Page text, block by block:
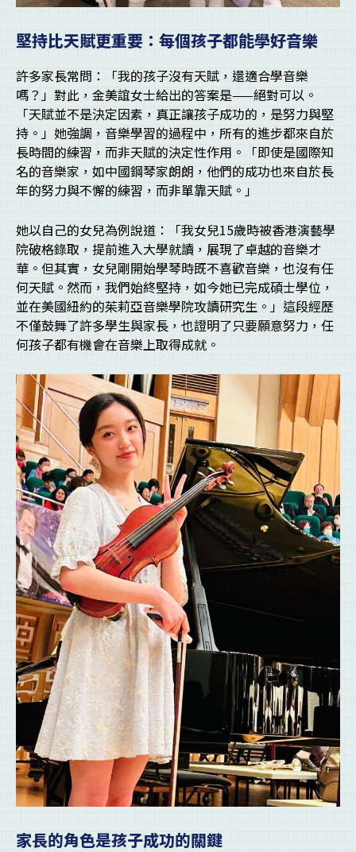
堅持比天賦更重要：每個孩子都能學好音樂
許多家長常問：「我的孩子沒有天賦，還適合學音樂
嗎？」對此，金美誼女士給出的答案是——絕對可以。
「天賦並不是決定因素，真正讓孩子成功的，是努力與堅
持。」她強調，音樂學習的過程中，所有的進步都來自於
長時間的練習，而非天賦的決定性作用。「即使是國際知
名的音樂家，如中國鋼琴家朗朗，他們的成功也來自於長
年的努力與不懈的練習，而非單靠天賦。」
她以自己的女兒為例說道：「我女兒15歲時被香港演藝學
院破格錄取，提前進入大學就讀，展現了卓越的音樂才
華。但其實，女兒剛開始學琴時既不喜歡音樂，也沒有任
何天賦。然而，我們始終堅持，如今她已完成碩士學位，
並在美國紐約的茱莉亞音樂學院攻讀研究生。」這段經歷
不僅鼓舞了許多學生與家長，也證明了只要願意努力，任
何孩子都有機會在音樂上取得成就。
家長的角色是孩子成功的關鍵